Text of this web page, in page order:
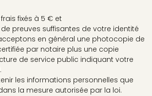
fixés à 5 € et
preuves suffisantes de votre identité
en général une photocopie de
par notaire plus une copie
de service public indiquant votre
les informations personnelles que
la mesure autorisée par la loi.